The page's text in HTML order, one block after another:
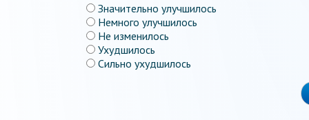
Значительно улучшилось
Немного улучшилось
Не изменилось
Ухудшилось
Сильно ухудшилось